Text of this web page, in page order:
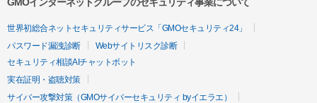
世界初総合ネットセキュリティサービス「GMOセキュリティ24」
パスワード漏洩診断
Webサイトリスク診断
セキュリティ相談AIチャットボット
実在証明・盗聴対策
サイバー攻撃対策（GMOサイバーセキュリティ byイエラエ）